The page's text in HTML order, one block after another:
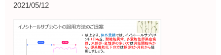
2021/05/12